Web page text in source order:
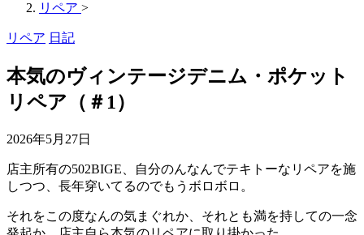
リペア >
リペア 日記
本気のヴィンテージデニム・ポケット
リペア（＃1）
2026年5月27日
店主所有の502BIGE、自分のんなんでテキトーなリペアを施
しつつ、長年穿いてるのでもうボロボロ。
それをこの度なんの気まぐれか、それとも満を持しての一念